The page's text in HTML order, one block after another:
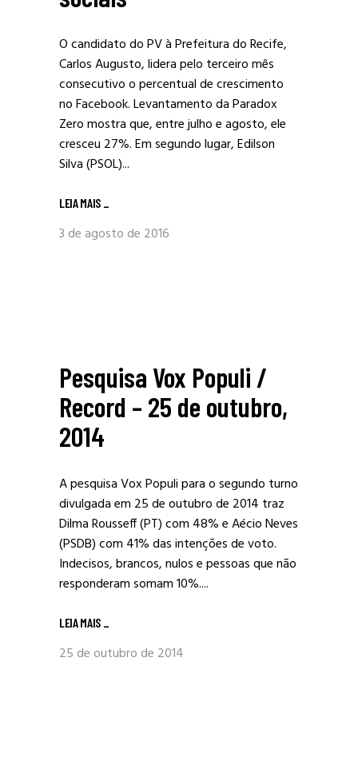
O candidato do PV à Prefeitura do Recife,
Carlos Augusto, lidera pelo terceiro mês
consecutivo o percentual de crescimento
no Facebook. Levantamento da Paradox
Zero mostra que, entre julho e agosto, ele
cresceu 27%. Em segundo lugar, Edilson
Silva (PSOL)...
LEIA MAIS _
3 de agosto de 2016
Pesquisa Vox Populi /
Record – 25 de outubro,
2014
A pesquisa Vox Populi para o segundo turno
divulgada em 25 de outubro de 2014 traz
Dilma Rousseff (PT) com 48% e Aécio Neves
(PSDB) com 41% das intenções de voto.
Indecisos, brancos, nulos e pessoas que não
responderam somam 10%....
LEIA MAIS _
25 de outubro de 2014